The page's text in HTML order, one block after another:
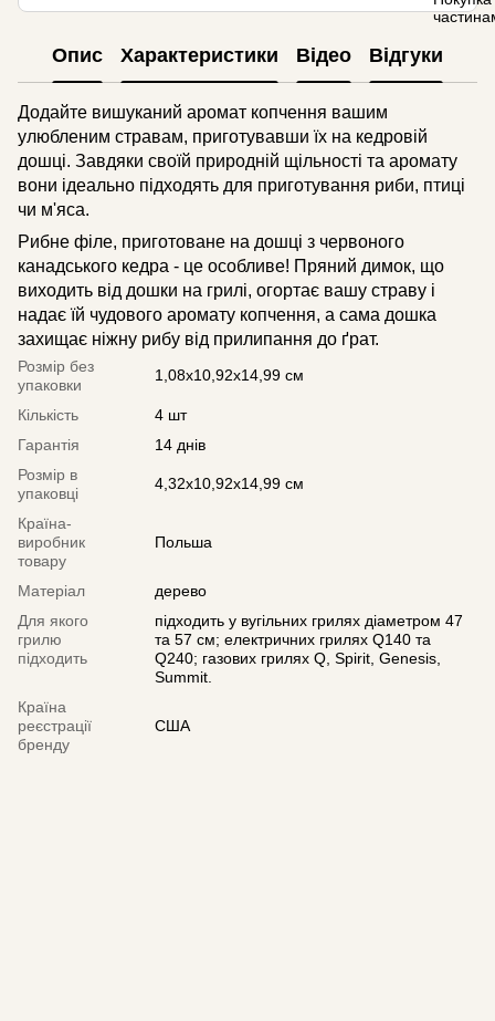
Опис Характеристики Відео Відгуки
Додайте вишуканий аромат копчення вашим
улюбленим стравам, приготувавши їх на кедровій
дошці. Завдяки своїй природній щільності та аромату
вони ідеально підходять для приготування риби, птиці
чи м'яса.
Рибне філе, приготоване на дошці з червоного
канадського кедра - це особливе! Пряний димок, що
виходить від дошки на грилі, огортає вашу страву і
надає їй чудового аромату копчення, а сама дошка
захищає ніжну рибу від прилипання до ґрат.
Розмір без
упаковки
1,08x10,92x14,99 см
Кількість
4 шт
Гарантія
14 днів
Розмір в
упаковці
4,32x10,92x14,99 см
Країна-
виробник
товару
Польша
Матеріал
дерево
Для якого
грилю
підходить
підходить у вугільних грилях діаметром 47
та 57 см; електричних грилях Q140 та
Q240; газових грилях Q, Spirit, Genesis,
Summit.
Країна
реєстрації
бренду
США